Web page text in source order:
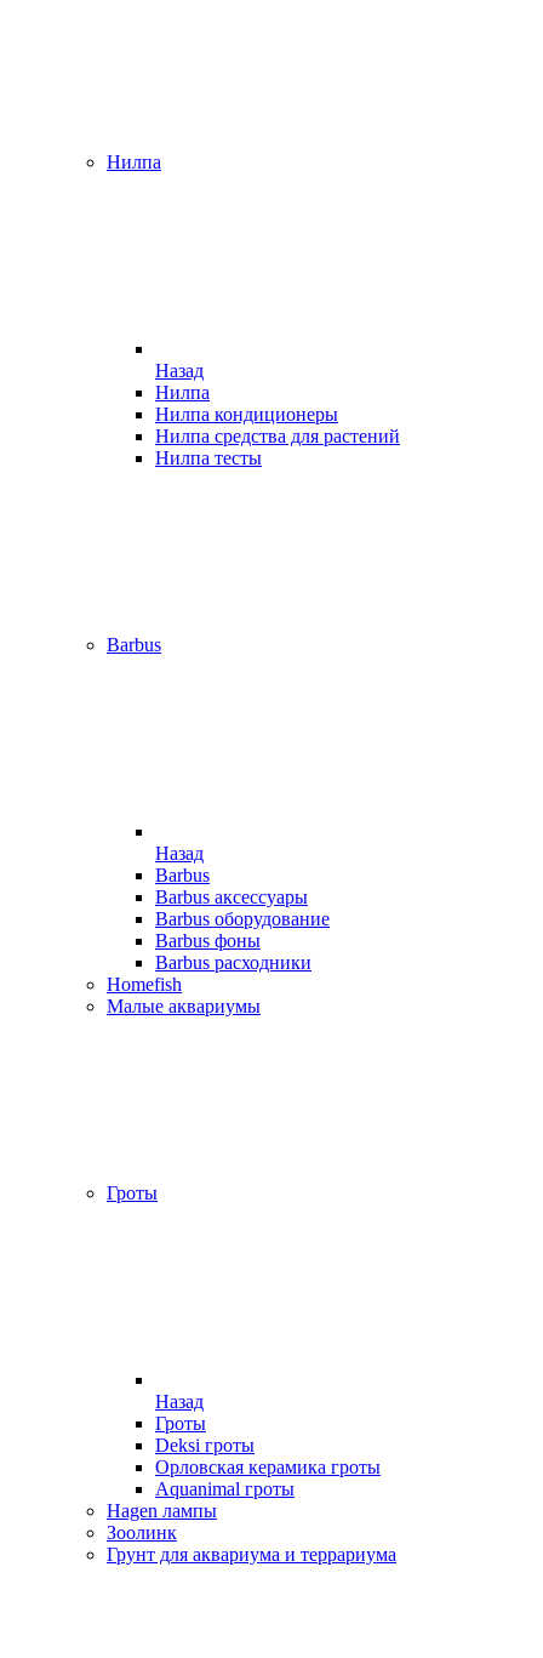
Нилпа
Назад
Нилпа
Нилпа кондиционеры
Нилпа средства для растений
Нилпа тесты
Barbus
Назад
Barbus
Barbus аксессуары
Barbus оборудование
Barbus фоны
Barbus расходники
Homefish
Малые аквариумы
Гроты
Назад
Гроты
Deksi гроты
Орловская керамика гроты
Aquanimal гроты
Hagen лампы
Зоолинк
Грунт для аквариума и террариума